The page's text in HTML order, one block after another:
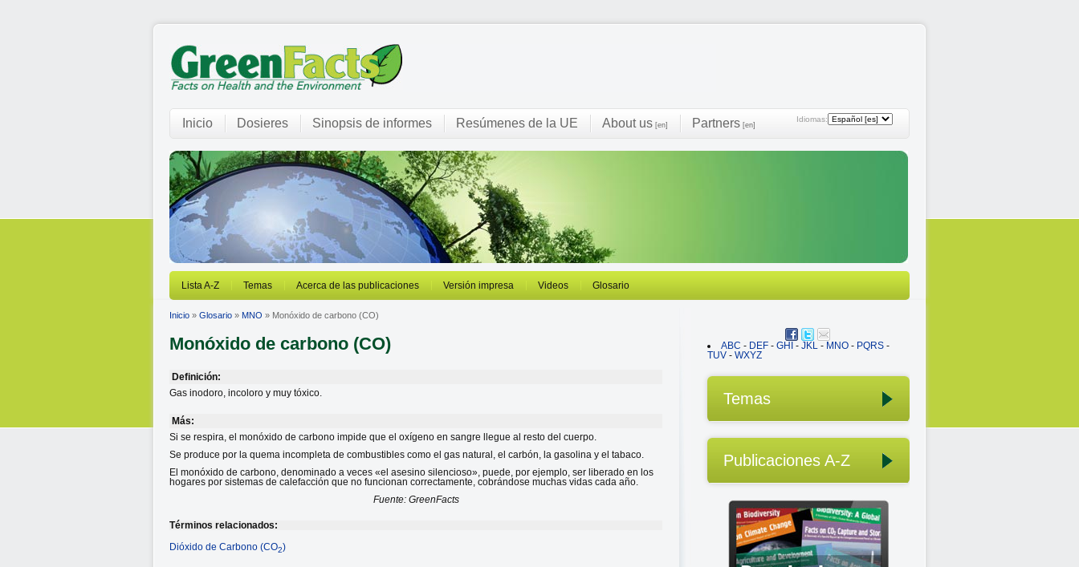
Idiomas:
Inicio Dosieres Sinopsis de informes Resúmenes de la UE About us [en] Partners [en]
Lista A-Z Temas Acerca de las publicaciones Versión impresa Videos Glosario
Inicio » Glosario » MNO » Monóxido de carbono (CO)
Monóxido de carbono (CO)
Definición:
Gas inodoro, incoloro y muy tóxico.
Más:
Si se respira, el monóxido de carbono impide que el oxígeno en sangre llegue al resto del cuerpo.
Se produce por la quema incompleta de combustibles como el gas natural, el carbón, la gasolina y el tabaco.
El monóxido de carbono, denominado a veces «el asesino silencioso», puede, por ejemplo, ser liberado en los
hogares por sistemas de calefacción que no funcionan correctamente, cobrándose muchas vidas cada año.
Fuente: GreenFacts
Términos relacionados:
Dióxido de Carbono (CO2)
ABC - DEF - GHI - JKL - MNO - PQRS -
TUV - WXYZ
Temas
Publicaciones A-Z